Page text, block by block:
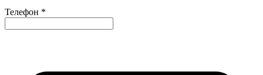
Телефон *